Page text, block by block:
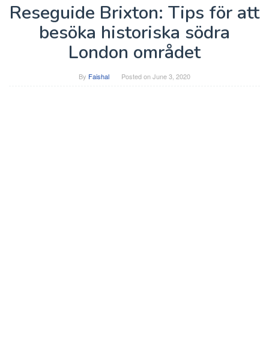
Reseguide Brixton: Tips för att
besöka historiska södra
London området
By Faishal Posted onJune 3, 2020